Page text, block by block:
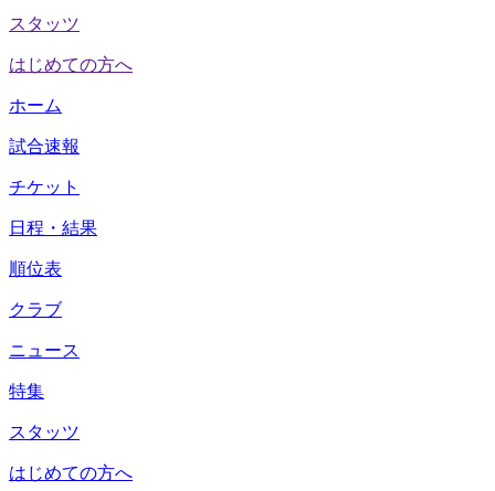
スタッツ
はじめての方へ
ホーム
試合速報
チケット
日程・結果
順位表
クラブ
ニュース
特集
スタッツ
はじめての方へ